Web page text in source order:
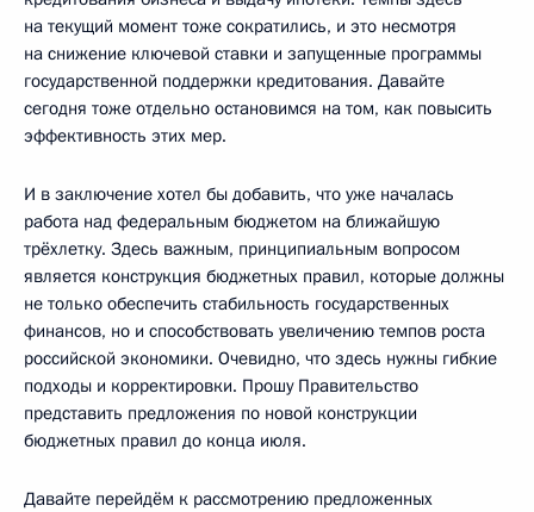
на текущий момент тоже сократились, и это несмотря
на снижение ключевой ставки и запущенные программы
государственной поддержки кредитования. Давайте
сегодня тоже отдельно остановимся на том, как повысить
эффективность этих мер.
И в заключение хотел бы добавить, что уже началась
работа над федеральным бюджетом на ближайшую
трёхлетку. Здесь важным, принципиальным вопросом
является конструкция бюджетных правил, которые должны
не только обеспечить стабильность государственных
финансов, но и способствовать увеличению темпов роста
российской экономики. Очевидно, что здесь нужны гибкие
подходы и корректировки. Прошу Правительство
представить предложения по новой конструкции
бюджетных правил до конца июля.
Давайте перейдём к рассмотрению предложенных